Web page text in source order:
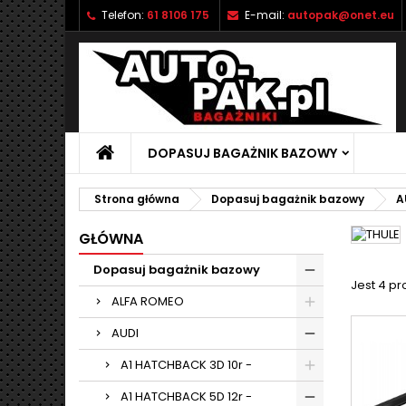
Telefon: 61 8106 175 E-mail: autopak@onet.eu
DOPASUJ BAGAŻNIK BAZOWY
Strona główna Dopasuj bagażnik bazowy
GŁÓWNA
Dopasuj bagażnik bazowy
ALFA ROMEO
AUDI
A1 HATCHBACK 3D 10r -
A1 HATCHBACK 5D 12r -
Jest 4